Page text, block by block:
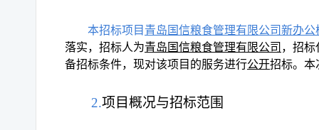
本招标项目 青岛国信粮食管理有限公司新办公
落实，招标人为青岛国信粮食管理有限公司 ，招标
备招标条件，现对该项目的服务进行公开招标。本
2.项目概况与招标范围